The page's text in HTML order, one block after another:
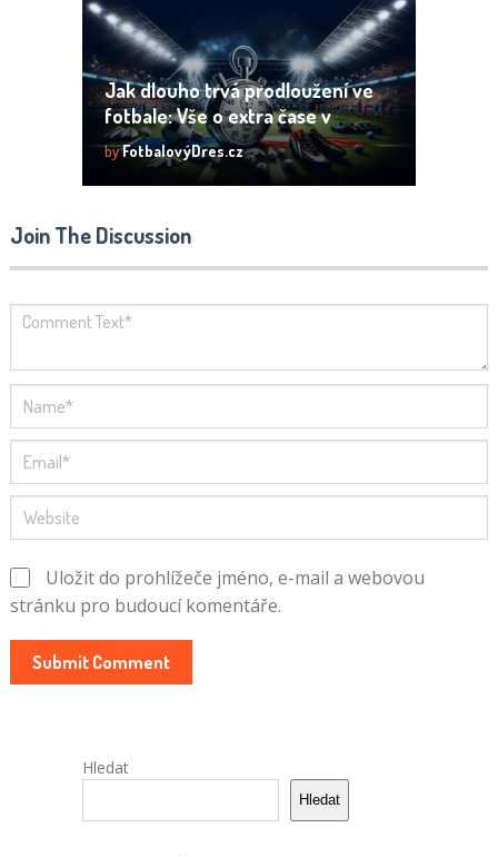
Jak dlouho trvá prodloužení ve
fotbale: Vše o extra čase v
zápase
byFotbalovýDres.cz
Join The Discussion
Uložit do prohlížeče jméno, e-mail a webovou
stránku pro budoucí komentáře.
Hledat
Hledat